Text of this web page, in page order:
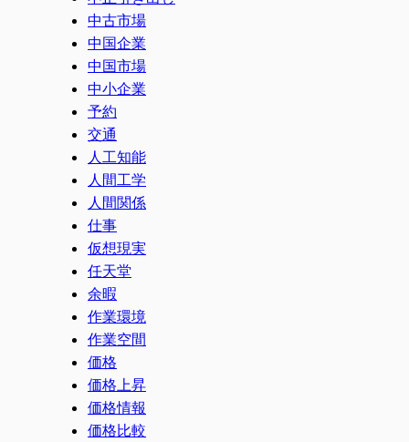
中古市場
中国企業
中国市場
中小企業
予約
交通
人工知能
人間工学
人間関係
仕事
仮想現実
任天堂
余暇
作業環境
作業空間
価格
価格上昇
価格情報
価格比較